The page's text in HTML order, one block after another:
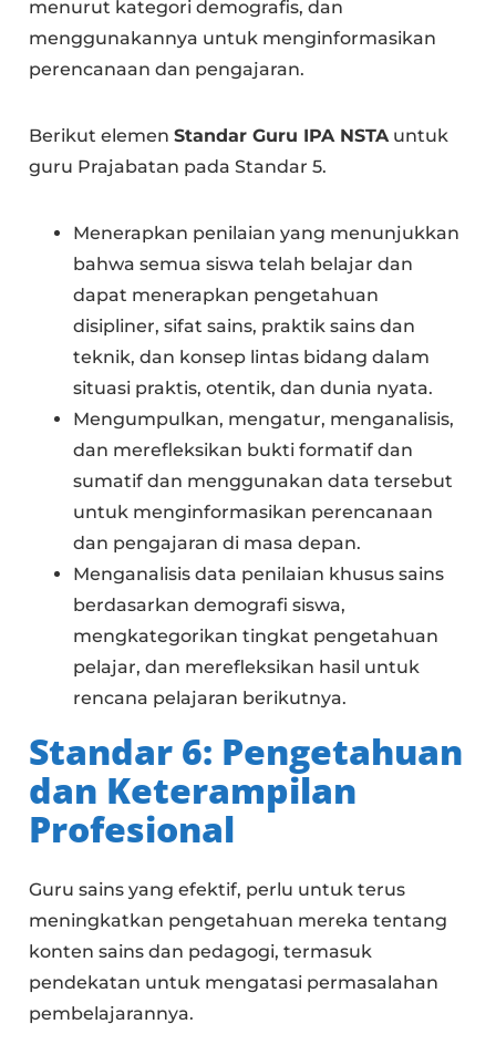
menurut kategori demografis, dan
menggunakannya untuk menginformasikan
perencanaan dan pengajaran.
Berikut elemenStandar Guru IPA NSTAuntuk
guru Prajabatan pada Standar 5.
Menerapkan penilaian yang menunjukkan
bahwa semua siswa telah belajar dan
dapat menerapkan pengetahuan
disipliner, sifat sains, praktik sains dan
teknik, dan konsep lintas bidang dalam
situasi praktis, otentik, dan dunia nyata.
Mengumpulkan, mengatur, menganalisis,
dan merefleksikan bukti formatif dan
sumatif dan menggunakan data tersebut
untuk menginformasikan perencanaan
dan pengajaran di masa depan.
Menganalisis data penilaian khusus sains
berdasarkan demografi siswa,
mengkategorikan tingkat pengetahuan
pelajar, dan merefleksikan hasil untuk
rencana pelajaran berikutnya.
Standar 6: Pengetahuan
dan Keterampilan
Profesional
Guru sains yang efektif, perlu untuk terus
meningkatkan pengetahuan mereka tentang
konten sains dan pedagogi, termasuk
pendekatan untuk mengatasi permasalahan
pembelajarannya.